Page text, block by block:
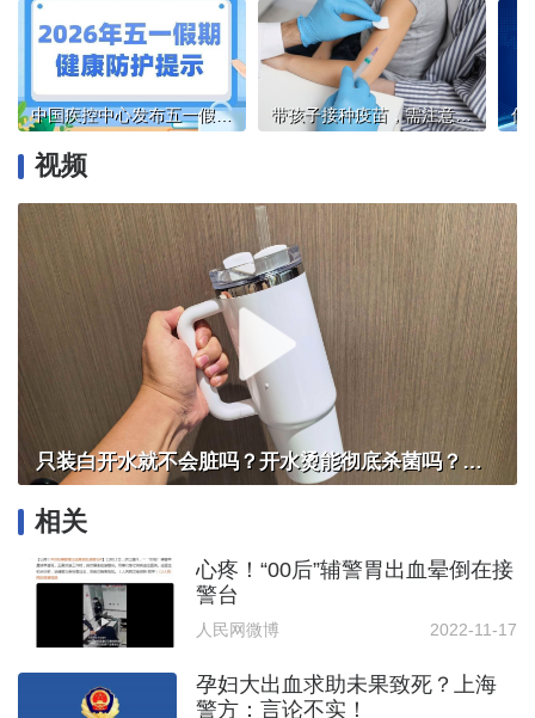
中国疾控中心发布五一假期健康防护提示 带孩子接种疫苗，需注意什么？
视频
只装白开水就不会脏吗？开水烫能彻底杀菌吗？感控专家详解“吸管杯”藏菌真相｜都视频·热观察
相关
心疼！“00后”辅警胃出血晕倒在接
警台
人民网微博 2022-11-17
孕妇大出血求助未果致死？上海
警方：言论不实！